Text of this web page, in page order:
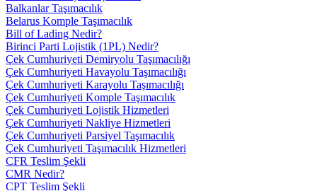
Balkanlar Taşımacılık
Belarus Komple Taşımacılık
Bill of Lading Nedir?
Birinci Parti Lojistik (1PL) Nedir?
Çek Cumhuriyeti Demiryolu Taşımacılığı
Çek Cumhuriyeti Havayolu Taşımacılığı
Çek Cumhuriyeti Karayolu Taşımacılığı
Çek Cumhuriyeti Komple Taşımacılık
Çek Cumhuriyeti Lojistik Hizmetleri
Çek Cumhuriyeti Nakliye Hizmetleri
Çek Cumhuriyeti Parsiyel Taşımacılık
Çek Cumhuriyeti Taşımacılık Hizmetleri
CFR Teslim Şekli
CMR Nedir?
CPT Teslim Şekli